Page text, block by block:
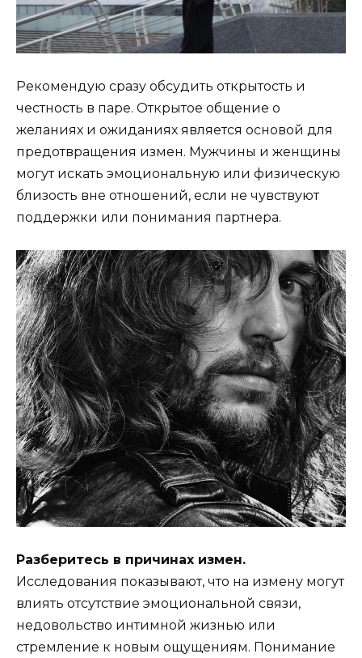
Рекомендую сразу обсудить открытость и
честность в паре. Открытое общение о
желаниях и ожиданиях является основой для
предотвращения измен. Мужчины и женщины
могут искать эмоциональную или физическую
близость вне отношений, если не чувствуют
поддержки или понимания партнера.
Разберитесь в причинах измен.
Исследования показывают, что на измену могут
влиять отсутствие эмоциональной связи,
недовольство интимной жизнью или
стремление к новым ощущениям. Понимание